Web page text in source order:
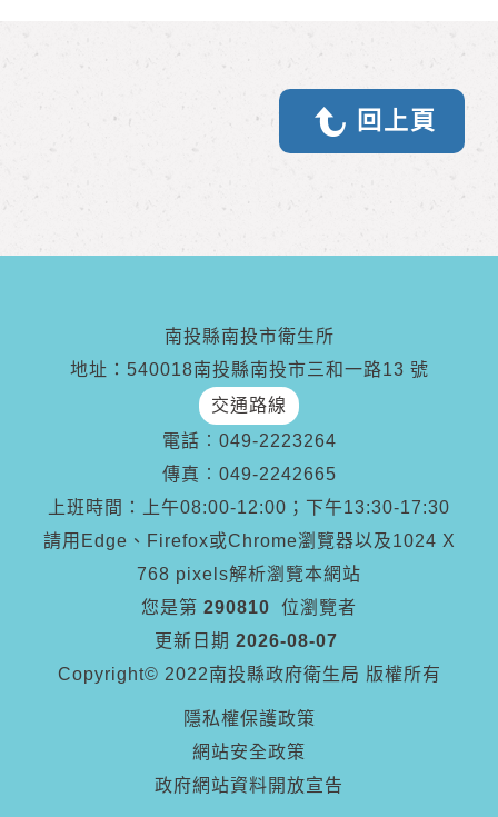
回上頁
南投縣南投市衛生所
地址：540018南投縣南投市三和一路13 號
交通路線
電話︰ 049-2223264
傳真︰ 049-2242665
上班時間：上午08:00-12:00；下午13:30-17:30
請用Edge、Firefox或Chrome瀏覽器以及1024 X
768 pixels解析瀏覽本網站
您是第 290810
位瀏覽者
更新日期 2026-08-07
Copyright© 2022南投縣政府衛生局 版權所有
隱私權保護政策
網站安全政策
政府網站資料開放宣告